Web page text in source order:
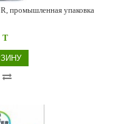
промышленная упаковка
T